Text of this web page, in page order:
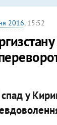
2016, 15:52
у